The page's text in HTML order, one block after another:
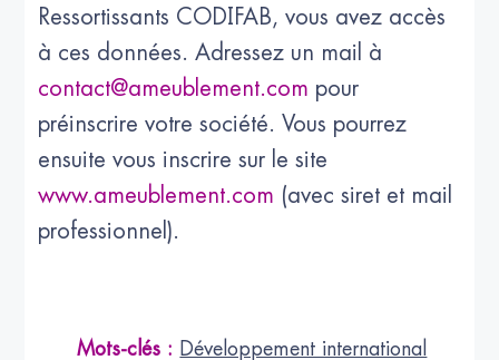
Ressortissants CODIFAB, vous avez accès
à ces données. Adressez un mail à
contact@ameublement.com pour
préinscrire votre société. Vous pourrez
ensuite vous inscrire sur le site
www.ameublement.com (avec siret et mail
professionnel).
Mots-clés : Développement international